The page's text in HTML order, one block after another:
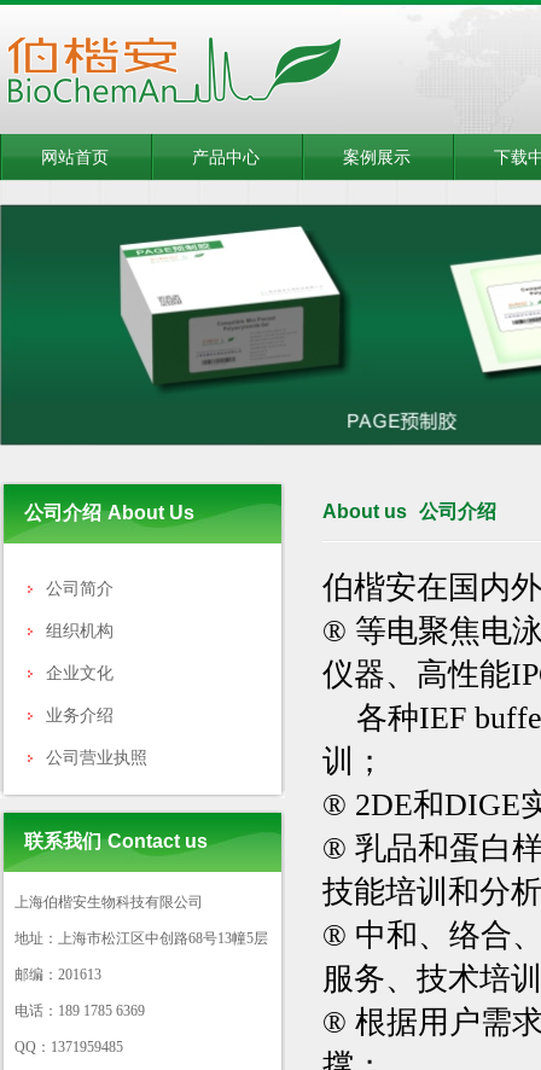
网站首页 产品中心 案例展示 下载
公司介绍 About Us
公司简介
组织机构
企业文化
业务介绍
公司营业执照
联系我们 Contact us
上海伯楷安生物科技有限公司
地址：上海市松江区中创路68号13幢5层
邮编：201613
电话：189 1785 6369
QQ：1371959485
About us 公司介绍
伯楷安在国内
® 等电聚焦电
仪器、高性能
各种IEF
训；
® 2DE和DIGE
® 乳品和蛋白
技能培训和分
® 中和、络合
服务、技术培
® 根据用户需